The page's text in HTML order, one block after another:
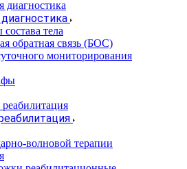
тела
обратная связь (БОС)
мониторирования
волновой терапии